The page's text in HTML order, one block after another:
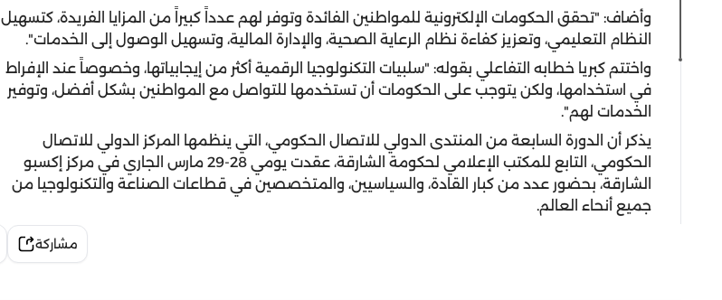
وأضاف: "تحقق الحكومات الإلكترونية للمواطنين الفائدة وتوفر لهم عدداً كبيراً من المزايا الفريدة، كتسهيل
النظام التعليمي، وتعزيز كفاءة نظام الرعاية الصحية، والإدارة المالية، وتسهيل الوصول إلى الخدمات".
واختتم كبريا خطابه التفاعلي بقوله: "سلبيات التكنولوجيا الرقمية أكثر من إيجابياتها، وخصوصاً عند الإفراط
في استخدامها، ولكن يتوجب على الحكومات أن تستخدمها للتواصل مع المواطنين بشكل أفضل، وتوفير
الخدمات لهم".
يذكر أن الدورة السابعة من المنتدى الدولي للاتصال الحكومي، التي ينظمها المركز الدولي للاتصال
الحكومي، التابع للمكتب الإعلامي لحكومة الشارقة، عقدت يومي 28-29 مارس الجاري في مركز إكسبو
الشارقة، بحضور عدد من كبار القادة، والسياسيين، والمتخصصين في قطاعات الصناعة والتكنولوجيا من
جميع أنحاء العالم.
مشاركة